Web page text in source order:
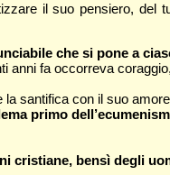
il suo pensiero, del
che si pone a
anni fa occorreva
santifica con il suo
primo
cristiane, bensì degli